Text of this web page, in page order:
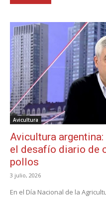
Avicultura
Avicultura
el desafío diario de
pollos
3 julio, 2026
En el Día Nacional de la